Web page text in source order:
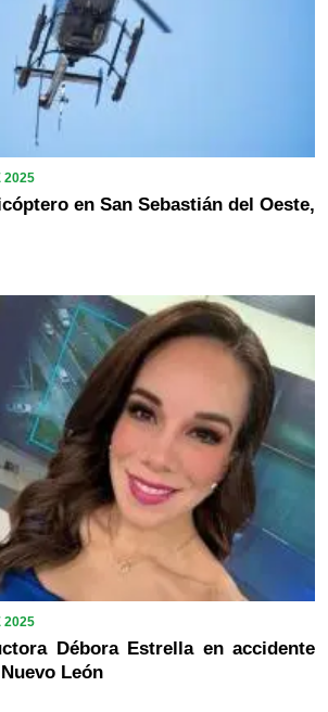
2025
en San Sebastián del Oeste,
2025
Débora Estrella en accidente
León